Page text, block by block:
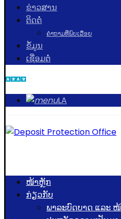
ຂ່າວສານ
ຕິດຕໍ່
ຄຳຖາມທີ່ພົບເລື່ອຍ
ຂໍ້ມູນ
ເຊື່ອມຕໍ່
LA
ໜ້າຫຼັກ
ກ່ຽວກັບ
ພາລະບົດບາດ ແລະ